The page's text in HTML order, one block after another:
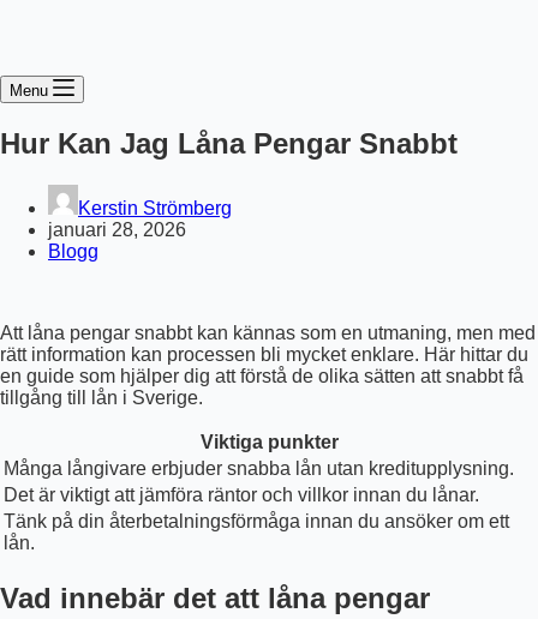
Menu
Hur Kan Jag Låna Pengar Snabbt
Kerstin Strömberg
januari 28, 2026
Blogg
Att låna pengar snabbt kan kännas som en utmaning, men med
rätt information kan processen bli mycket enklare. Här hittar du
en guide som hjälper dig att förstå de olika sätten att snabbt få
tillgång till lån i Sverige.
Viktiga punkter
Många långivare erbjuder snabba lån utan kreditupplysning.
Det är viktigt att jämföra räntor och villkor innan du lånar.
Tänk på din återbetalningsförmåga innan du ansöker om ett
lån.
Vad innebär det att låna pengar